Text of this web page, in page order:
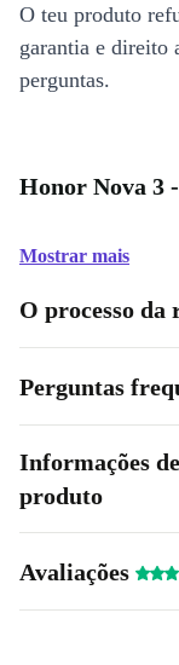
O teu produto
garantia e direito
perguntas.
Honor Nova 3
Mostrar mais
O processo da
Perguntas
Informações
produto
Avaliações